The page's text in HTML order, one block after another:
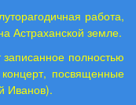
работа,
Астраханской земле.
полностью
посвященные
Иванов).